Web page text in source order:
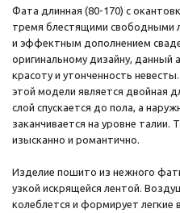
Фата длинная (80-170) с
тремя блестящими свободными
и эффектным дополнением
оригинальному дизайну, данный
красоту и утонченность
этой модели является двойная
слой спускается до пола, а
заканчивается на уровне талии.
изысканно и романтично.
Изделие пошито из нежного
узкой искрящейся лентой.
колеблется и формирует легкие